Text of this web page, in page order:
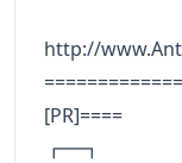
■
http://
[PR]====